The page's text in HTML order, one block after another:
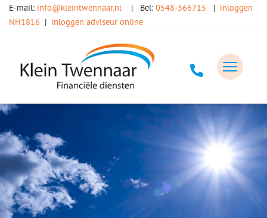
E-mail: info@kleintwennaar.nl | Bel: 0548-366715 | inloggen
NH1816 | inloggen adviseur online